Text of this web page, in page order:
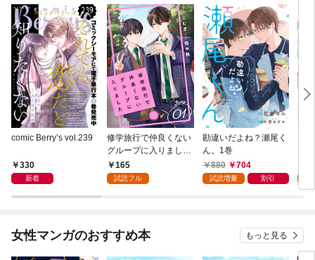
comic Berry’s vol.239
330
新着
修学旅行で仲良くない
グループに入りました
【単話版】1巻
165
試読フル
勘違いだよね？瀬尾く
ん。1巻
880
704
試読増量 割引
女性マンガのおすすめ本 もっと見る